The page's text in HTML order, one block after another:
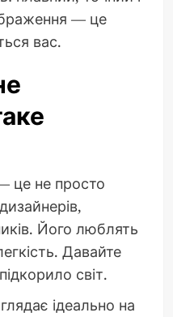
— це
вас.
це не просто
Його люблять
Давайте
світ.
ідеально на